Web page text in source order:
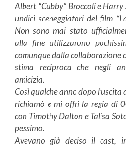
Albert “Cubby” Broccoli e
undici sceneggiatori del film
Non sono mai stato
alla fine utilizzarono
comunque dalla collaborazione
stima reciproca che negli
amicizia.
Così qualche anno dopo l’uscita
richiamò e mi offrì la regia di
con Timothy Dalton e Talisa
pessimo.
Avevano già deciso il cast,